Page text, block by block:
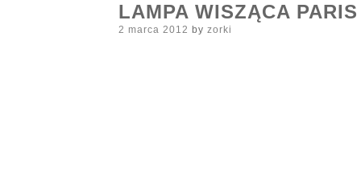
LAMPA WISZĄCA
Posted
2 marca 2012 by zorki